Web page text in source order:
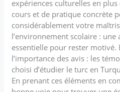
expériences culturelles en
cours et de pratique concrète
considérablement votre
l’environnement scolaire :
essentielle pour rester motivé.
l’importance des avis : les
choisi d’étudier le turc en
En prenant ces éléments en